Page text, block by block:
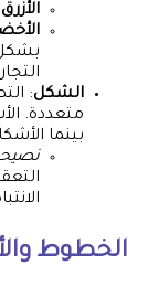
الأزرق
الشكل:
متعددة.
بينما
الخطوط